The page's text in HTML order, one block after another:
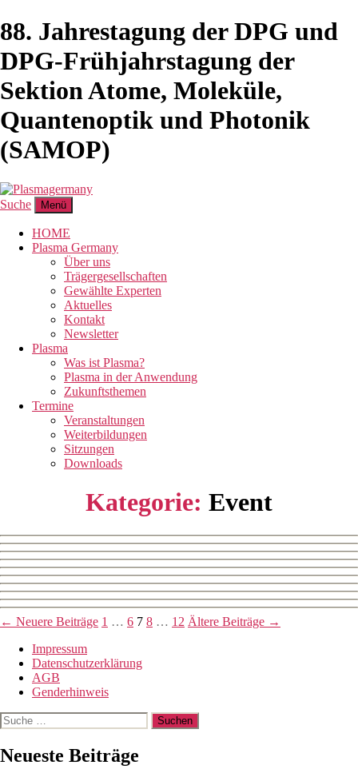
88. Jahrestagung der DPG und
DPG-Frühjahrstagung der
Sektion Atome, Moleküle,
Quantenoptik und Photonik
(SAMOP)
Suche Menü
HOME
Plasma Germany
Über uns
Trägergesellschaften
Gewählte Experten
Aktuelles
Kontakt
Newsletter
Plasma
Was ist Plasma?
Plasma in der Anwendung
Zukunftsthemen
Termine
Veranstaltungen
Weiterbildungen
Sitzungen
Downloads
Kategorie: Event
Beitragsnavigation
← Neuere Beiträge 1 … 6 7 8 … 12 Ältere Beiträge →
Impressum
Datenschutzerklärung
AGB
Genderhinweis
Suche
nach:
Neueste Beiträge